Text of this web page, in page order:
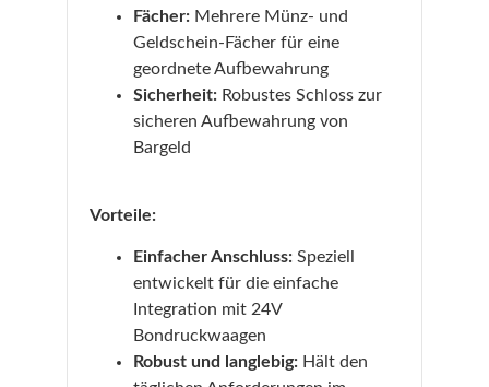
Fächer:Mehrere Münz- und
Geldschein-Fächer für eine
geordnete Aufbewahrung
Sicherheit:Robustes Schloss zur
sicheren Aufbewahrung von
Bargeld
Vorteile:
Einfacher Anschluss:Speziell
entwickelt für die einfache
Integration mit 24V
Bondruckwaagen
Robust und langlebig:Hält den